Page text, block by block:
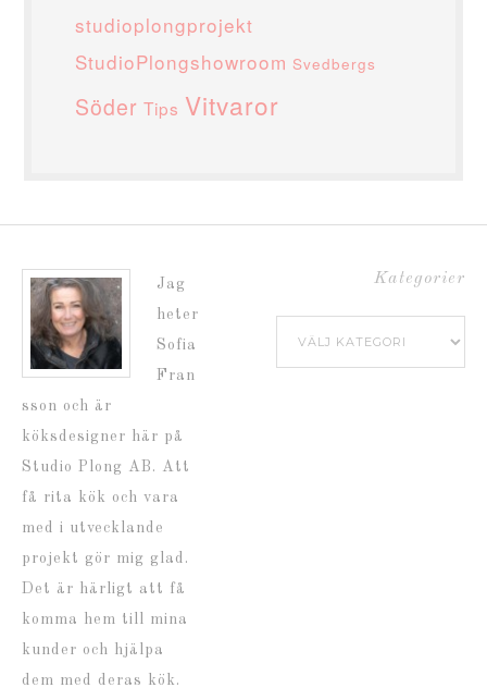
studioplongprojekt
StudioPlongshowroom Svedbergs
Söder Tips Vitvaror
Jag
heter
Sofia
Fran
sson och är
köksdesigner här på
Studio Plong AB. Att
få rita kök och vara
med i utvecklande
projekt gör mig glad.
Det är härligt att få
komma hem till mina
kunder och hjälpa
dem med deras kök.
Kategorier
Kategorier